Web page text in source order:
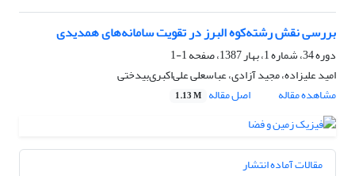
بررسی نقش رشته‌کوه البرز در تقویت سامانه‌های همدیدی
دوره 34، شماره 1، بهار 1387، صفحه
1-1
امید علیزاده، مجید آزادی، عباسعلی علی‌اکبری‌بیدختی
مشاهده مقاله
اصل مقاله 1.13 M
مقالات آماده انتشار